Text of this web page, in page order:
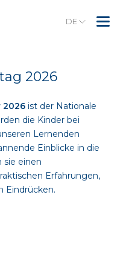
DE
2026
2026 ist der Nationale
die Kinder bei
Lernenden
Einblicke in die
sie einen
Erfahrungen,
Eindrücken.